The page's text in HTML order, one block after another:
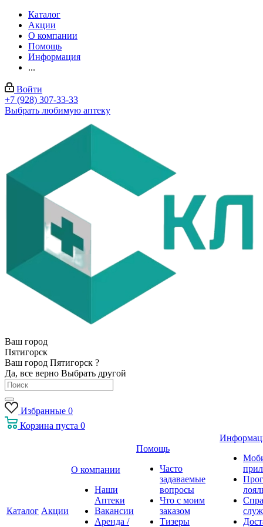
Каталог
Акции
О компании
Помощь
Информация
...
Войти
+7 (928) 307-33-33
Выбрать любимую аптеку
Ваш город
Пятигорск
Ваш город Пятигорск ?
Да, все верно Выбрать другой
Избранные 0
Корзина пуста 0
Каталог Акции
О компании
Наши
Аптеки
Вакансии
Аренда /
Помощь
Часто
задаваемые
вопросы
Что с моим
заказом
Тизеры